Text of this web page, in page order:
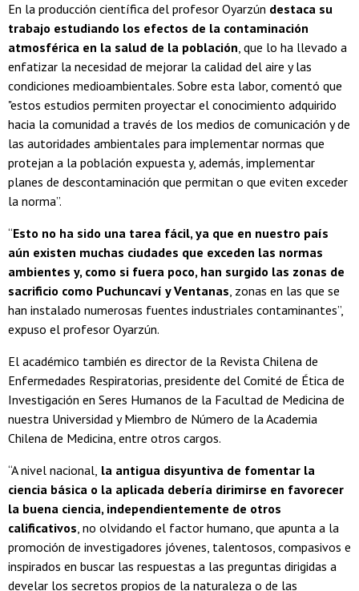
En la producción científica del profesor Oyarzún destaca su
trabajo estudiando los efectos de la contaminación
atmosférica en la salud de la población, que lo ha llevado a
enfatizar la necesidad de mejorar la calidad del aire y las
condiciones medioambientales. Sobre esta labor, comentó que
"estos estudios permiten proyectar el conocimiento adquirido
hacia la comunidad a través de los medios de comunicación y de
las autoridades ambientales para implementar normas que
protejan a la población expuesta y, además, implementar
planes de descontaminación que permitan o que eviten exceder
la norma”.
“Esto no ha sido una tarea fácil, ya que en nuestro país
aún existen muchas ciudades que exceden las normas
ambientes y, como si fuera poco, han surgido las zonas de
sacrificio como Puchuncaví y Ventanas, zonas en las que se
han instalado numerosas fuentes industriales contaminantes”,
expuso el profesor Oyarzún.
El académico también es director de la Revista Chilena de
Enfermedades Respiratorias, presidente del Comité de Ética de
Investigación en Seres Humanos de la Facultad de Medicina de
nuestra Universidad y Miembro de Número de la Academia
Chilena de Medicina, entre otros cargos.
“A nivel nacional, la antigua disyuntiva de fomentar la
ciencia básica o la aplicada debería dirimirse en favorecer
la buena ciencia, independientemente de otros
calificativos, no olvidando el factor humano, que apunta a la
promoción de investigadores jóvenes, talentosos, compasivos e
inspirados en buscar las respuestas a las preguntas dirigidas a
develar los secretos propios de la naturaleza o de las